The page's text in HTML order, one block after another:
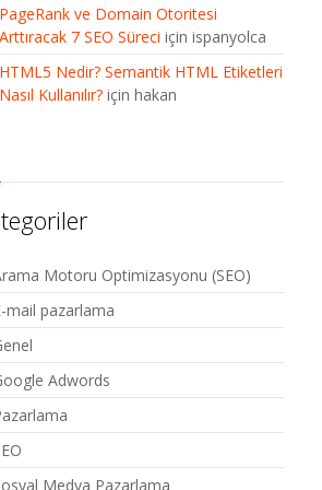
ve Domain Otoritesi
7 SEO Süreci için ispanyolca
Nedir? Semantik HTML Etiketleri
Kullanılır?için hakan
Motoru Optimizasyonu (SEO)
mail pazarlama
Adwords
Medya Pazarlama